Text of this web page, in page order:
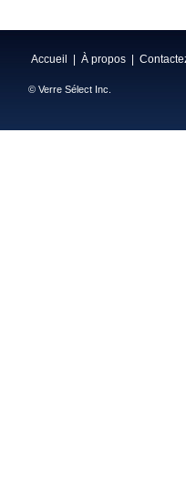
Accueil À propos
© Verre Sélect Inc.